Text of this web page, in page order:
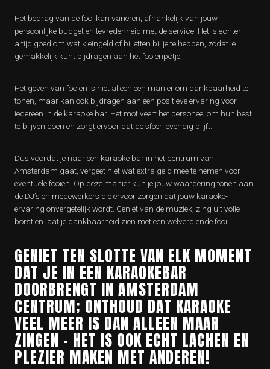
Het bedrag van de fooi kan variëren, afhankelijk van jouw
persoonlijke budget en tevredenheid met de service. Het is echter
altijd goed om wat kleingeld of biljetten bij je te hebben, zodat je
gemakkelijk kunt bijdragen aan het fooienpotje.
Het geven van fooien is niet alleen een manier om dankbaarheid te
tonen, maar kan ook bijdragen aan een positieve ervaring voor
iedereen in de karaoke bar. Het motiveert het personeel om hun best
te blijven doen en zorgt ervoor dat de sfeer levendig blijft.
Dus voordat je naar een karaoke bar in het centrum van
Amsterdam gaat, vergeet niet wat extra geld mee te nemen voor
eventuele fooien. Op deze manier kun je jouw waardering tonen aan
de DJ’s en medewerkers die ervoor zorgen dat jouw karaoke-
ervaring onvergetelijk wordt. Geniet van de muziek, zing uit volle
borst en laat je dankbaarheid zien met een welverdiende fooi!
GENIET TEN SLOTTE VAN ELK MOMENT
DAT JE IN EEN KARAOKEBAR
DOORBRENGT IN AMSTERDAM
CENTRUM; ONTHOUD DAT KARAOKE
VEEL MEER IS DAN ALLEEN MAAR
ZINGEN – HET IS OOK ECHT LACHEN EN
PLEZIER MAKEN MET ANDEREN!